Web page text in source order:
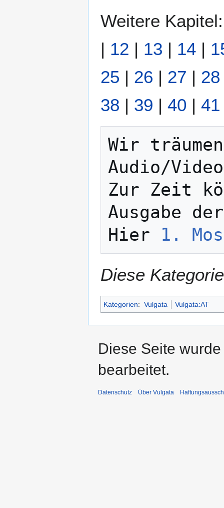
Weitere
| 12 | 13 | 14 |
25 | 26 | 27 | 28
38 | 39 | 40 | 41
Wir
Audio/
Zur Zeit
Ausgabe
Hier 1.
Diese
Kategorien: Vulgata Vulgata:AT
Diese Seite
bearbeitet.
Datenschutz Über Vulgata